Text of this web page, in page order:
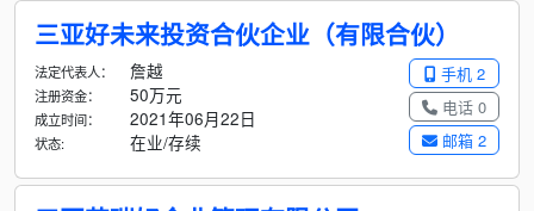
三亚好未来投资合伙企业（有限合伙）
手机 2
电话 0
邮箱 2
法定代表人： 詹越
注册资金： 50万元
成立时间： 2021年06月22日
状态: 在业/存续